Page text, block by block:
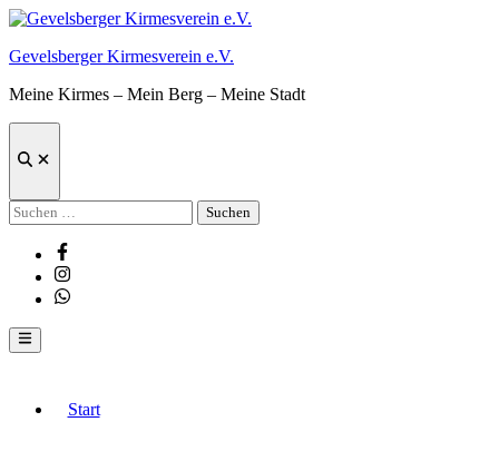
Zum
springen
Gevelsberger Kirmesverein e.V.
Meine Kirmes – Mein Berg – Meine Stadt
Suche
Suchen
nach:
Facebook
Instagram
Whatsapp
Hauptmenü
Start